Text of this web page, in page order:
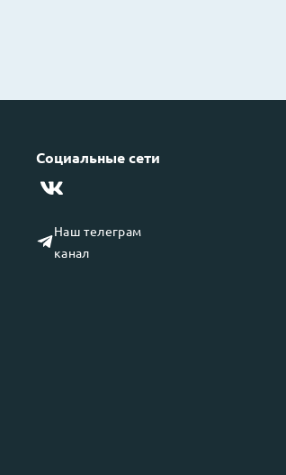
Социальные сети
Наш телеграм
канал